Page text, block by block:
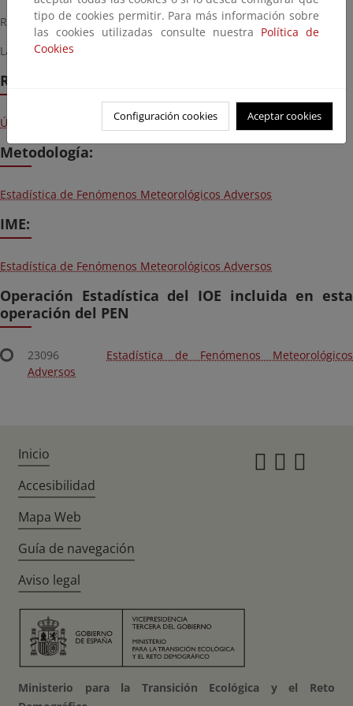
Realización obligatoria por figurar en el PEN.
La Unidad responsable es la
Resultados
Últimos resultados y series históricas
Metodología:
Estadística de Fenómenos Meteorológicos Adversos
IME:
Estadística de Fenómenos Meteorológicos Adversos
Operación Estadística del IOE incluida en esta
operación del PEN
23096 Estadística de Fenómenos Meteorológicos
Adversos
tipo de cookies permitir. Para más información sobre
las cookies utilizadas consulte nuestra Política de
Cookies
Configuración cookies Aceptar cookies
Inicio
Accesibilidad
Mapa Web
Guía de navegación
Aviso legal
Ministerio para la Transición Ecológica y el Reto